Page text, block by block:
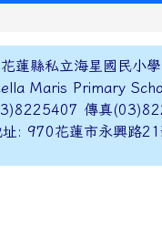
容
花蓮縣私立海星國民小學
Maris Primary
傳真
址: 970花蓮市永興路21